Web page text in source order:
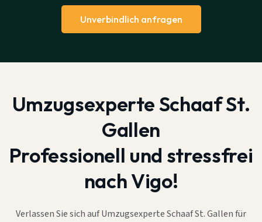
Unverbindlich anfragen
Umzugsexperte Schaaf St.
Gallen
Professionell und stressfrei
nach Vigo!
Verlassen Sie sich auf Umzugsexperte Schaaf St. Gallen für